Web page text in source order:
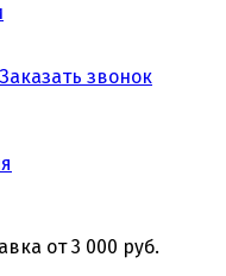
Заказать звонок
от 3 000 руб.